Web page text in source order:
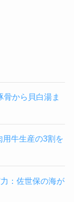
から貝白湯ま
牛生産の3割を
：佐世保の海が